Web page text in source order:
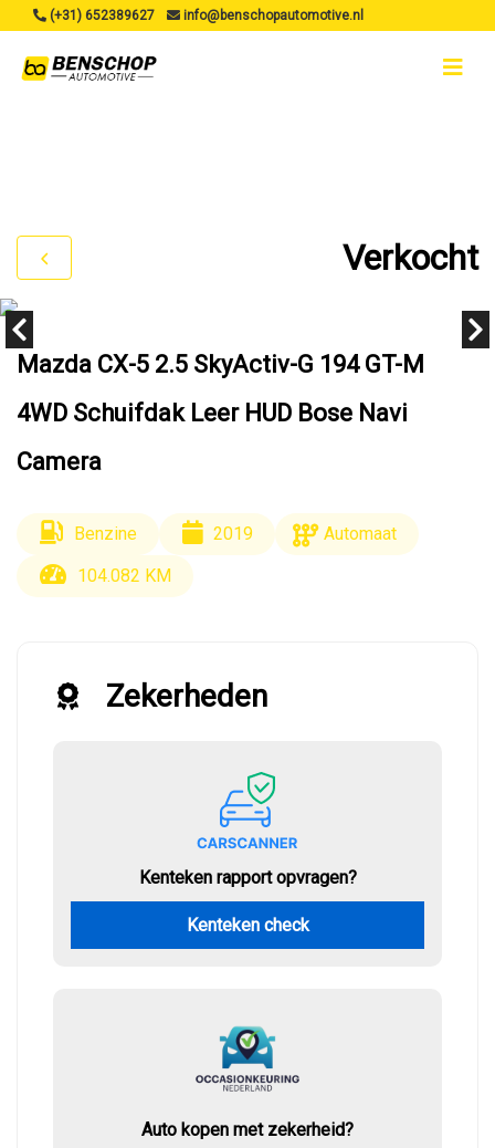
(+31) 652389627 info@benschopautomotive.nl
Verkocht
Mazda CX-5 2.5 SkyActiv-G 194 GT-M
4WD Schuifdak Leer HUD Bose Navi
Camera
Benzine 2019
Automaat
104.082 KM
Zekerheden
Kenteken rapport opvragen?
Kenteken check
Auto kopen met zekerheid?